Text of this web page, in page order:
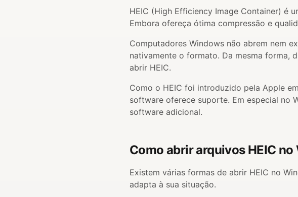
HEIC (High Efficiency Image Container) é
Embora ofereça ótima compressão e
Computadores Windows não abrem nem
nativamente o formato. Da mesma forma,
abrir HEIC.
Como o HEIC foi introduzido pela Apple
software oferece suporte. Em especial no
software adicional.
Como abrir arquivos HEIC
Existem várias formas de abrir HEIC no
adapta à sua situação.